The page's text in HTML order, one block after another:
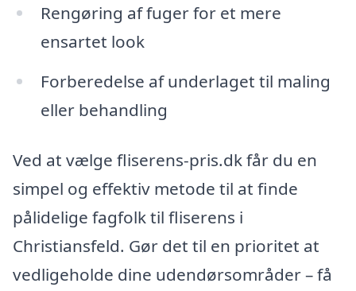
Rengøring af fuger for et mere
ensartet look
Forberedelse af underlaget til maling
eller behandling
Ved at vælge fliserens-pris.dk får du en
simpel og effektiv metode til at finde
pålidelige fagfolk til fliserens i
Christiansfeld. Gør det til en prioritet at
vedligeholde dine udendørsområder – få